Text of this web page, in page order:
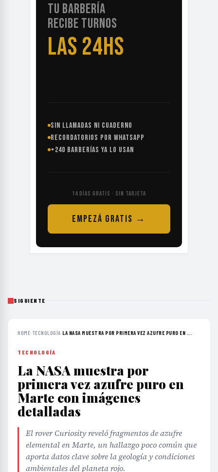
TU BARBERÍA
RECIBE TURNOS
LAS 24HS
SIN LLAMADAS NI CUADERNO
RECORDATORIOS POR WHATSAPP
+240 BARBERÍAS YA LO USAN
14 DÍAS GRATIS · SIN TARJETA
EMPEZÁ GRATIS →
SIGUIENTE
HOME› TECNOLOGÍA›LA NASA MUESTRA POR PRIMERA VEZ AZUFRE PURO EN ...
TECNOLOGÍA
La NASA muestra por
primera vez azufre puro en
Marte con imágenes
detalladas
El rover Curiosity reveló fragmentos de azufre
elemental en Marte, un hallazgo poco común que
aporta datos clave sobre la geología y condiciones
ambientales del planeta rojo.